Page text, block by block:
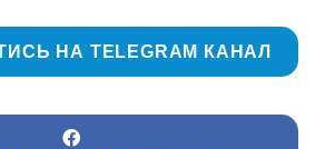
НА TELEGRAM КАНАЛ